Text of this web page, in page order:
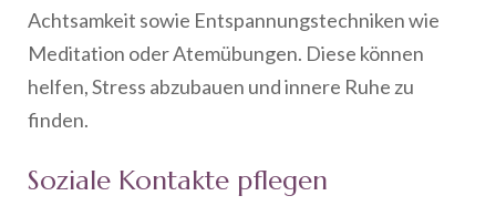
Achtsamkeit sowie Entspannungstechniken wie
Meditation oder Atemübungen. Diese können
helfen, Stress abzubauen und innere Ruhe zu
finden.
Soziale Kontakte pflegen